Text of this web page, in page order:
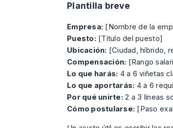
Plantilla breve
Empresa: [Nombre de la
Puesto: [Título del puesto]
Ubicación: [Ciudad, híbrido,
Compensación: [Rango
Lo que harás: 4 a 6 viñetas
Lo que aportarás: 4 a 6
Por qué unirte: 2 a 3 líneas
Cómo postularse: [Paso